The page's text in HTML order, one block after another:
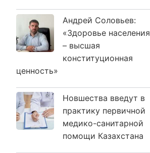
Андрей Соловьев:
«Здоровье населения
– высшая
конституционная
ценность»
Новшества введут в
практику первичной
медико-санитарной
помощи Казахстана